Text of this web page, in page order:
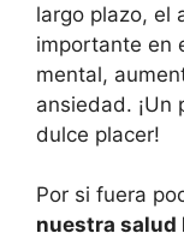
largo plazo, el
importante en
mental,
ansiedad. ¡Un
dulce placer!
Por si fuera
nuestra salud